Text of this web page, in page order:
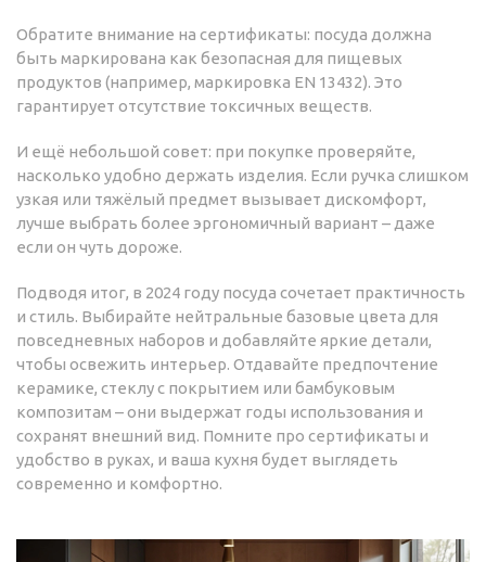
Обратите внимание на сертификаты: посуда должна
быть маркирована как безопасная для пищевых
продуктов (например, маркировка EN 13432). Это
гарантирует отсутствие токсичных веществ.
И ещё небольшой совет: при покупке проверяйте,
насколько удобно держать изделия. Если ручка слишком
узкая или тяжёлый предмет вызывает дискомфорт,
лучше выбрать более эргономичный вариант – даже
если он чуть дороже.
Подводя итог, в 2024 году посуда сочетает практичность
и стиль. Выбирайте нейтральные базовые цвета для
повседневных наборов и добавляйте яркие детали,
чтобы освежить интерьер. Отдавайте предпочтение
керамике, стеклу с покрытием или бамбуковым
композитам – они выдержат годы использования и
сохранят внешний вид. Помните про сертификаты и
удобство в руках, и ваша кухня будет выглядеть
современно и комфортно.